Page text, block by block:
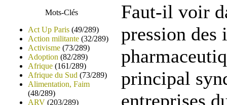
Mots-Clés
Act Up Paris (49/289)
Action militante (32/289)
Activisme (73/289)
Adoption (82/289)
Afrique (161/289)
Afrique du Sud (73/289)
Alimentation, Faim
(48/289)
ARV (203/289)
Faut-il voir
pression des
principal
entreprises